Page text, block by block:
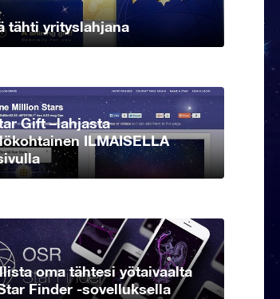
tähti yrityslahjana
Gift –lahjasta
ILMAISELLA
oma tähtesi yötaivaalta
Finder -sovelluksella